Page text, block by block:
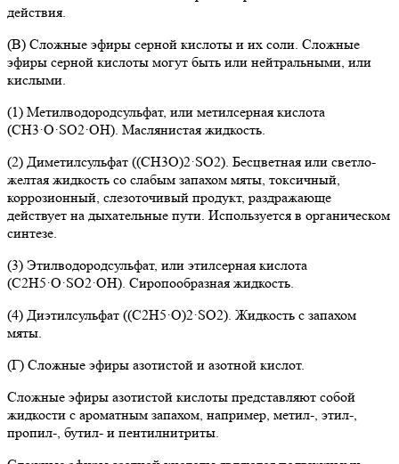
действия.
(В) Сложные эфиры серной кислоты и их соли. Сложные
эфиры серной кислоты могут быть или нейтральными, или
кислыми.
(1) Метилводородсульфат, или метилсерная кислота
(CH3·O·SO2·OH). Маслянистая жидкость.
(2) Диметилсульфат ((CH3O)2·SO2). Бесцветная или светло-
желтая жидкость со слабым запахом мяты, токсичный,
коррозионный, слезоточивый продукт, раздражающе
действует на дыхательные пути. Используется в органическом
синтезе.
(3) Этилводородсульфат, или этилсерная кислота
(C2H5·O·SO2·OH). Сиропообразная жидкость.
(4) Диэтилсульфат ((C2H5·O)2·SO2). Жидкость с запахом
мяты.
(Г) Сложные эфиры азотистой и азотной кислот.
Сложные эфиры азотистой кислоты представляют собой
жидкости с ароматным запахом, например, метил-, этил-,
пропил-, бутил- и пентилнитриты.